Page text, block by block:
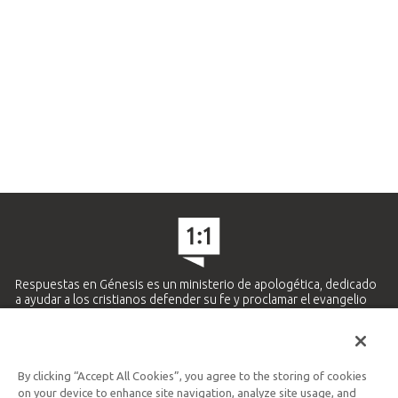
Respuestas en Génesis es un ministerio de apologética, dedicado
a ayudar a los cristianos defender su fe y proclamar el evangelio
Ministerio Hispano y Latinoamericano
By clicking “Accept All Cookies”, you agree to the storing of cookies
on your device to enhance site navigation, analyze site usage, and